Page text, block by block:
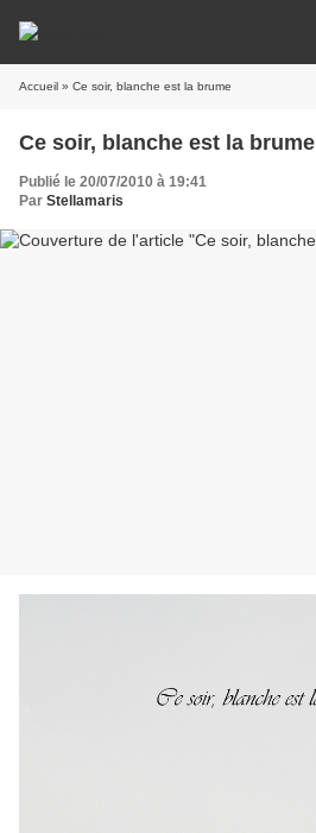
Accueil » Ce soir, blanche est la brume
Ce soir, blanche est la brume
Publié le 20/07/2010 à 19:41
Par Stellamaris